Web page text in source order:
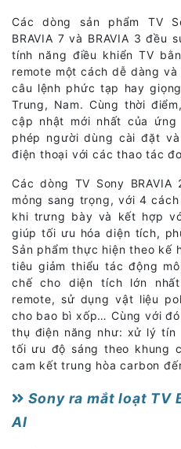
Các dòng sản phẩm TV
BRAVIA 7 và BRAVIA 3 đều
tính năng điều khiển TV
remote một cách dễ dàng
câu lệnh phức tạp hay
Trung, Nam. Cùng thời
cập nhật mới nhất của ứng
phép người dùng cài đặt
điện thoại với các thao tác
Các dòng TV Sony
mỏng sang trọng, với 4
khi trưng bày và kết hợp
giúp tối ưu hóa diện tích,
Sản phẩm thực hiện theo kế
tiêu giảm thiểu tác động
chế cho diện tích lớn
remote, sử dụng vật liệu
cho bao bì xốp… Cùng với
thụ điện năng như: xử lý tín
tối ưu độ sáng theo khung
cam kết trung hòa carbon
Sony ra mắt loạt TV
AI